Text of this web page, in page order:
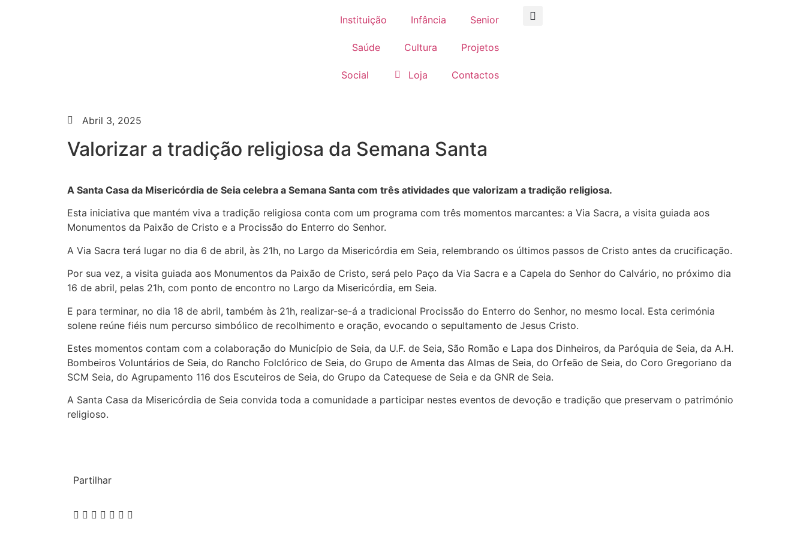
Instituição Infância Senior
Saúde Cultura Projetos
Social Loja Contactos
Abril 3, 2025
Valorizar a tradição religiosa da Semana Santa
A Santa Casa da Misericórdia de Seia celebra a Semana Santa com três atividades que valorizam a tradição religiosa.
Esta iniciativa que mantém viva a tradição religiosa conta com um programa com três momentos marcantes: a Via Sacra, a visita guiada aos
Monumentos da Paixão de Cristo e a Procissão do Enterro do Senhor.
A Via Sacra terá lugar no dia 6 de abril, às 21h, no Largo da Misericórdia em Seia, relembrando os últimos passos de Cristo antes da crucificação.
Por sua vez, a visita guiada aos Monumentos da Paixão de Cristo, será pelo Paço da Via Sacra e a Capela do Senhor do Calvário, no próximo dia
16 de abril, pelas 21h, com ponto de encontro no Largo da Misericórdia, em Seia.
E para terminar, no dia 18 de abril, também às 21h, realizar-se-á a tradicional Procissão do Enterro do Senhor, no mesmo local. Esta cerimónia
solene reúne fiéis num percurso simbólico de recolhimento e oração, evocando o sepultamento de Jesus Cristo.
Estes momentos contam com a colaboração do Município de Seia, da U.F. de Seia, São Romão e Lapa dos Dinheiros, da Paróquia de Seia, da A.H.
Bombeiros Voluntários de Seia, do Rancho Folclórico de Seia, do Grupo de Amenta das Almas de Seia, do Orfeão de Seia, do Coro Gregoriano da
SCM Seia, do Agrupamento 116 dos Escuteiros de Seia, do Grupo da Catequese de Seia e da GNR de Seia.
A Santa Casa da Misericórdia de Seia convida toda a comunidade a participar nestes eventos de devoção e tradição que preservam o património
religioso.
Partilhar